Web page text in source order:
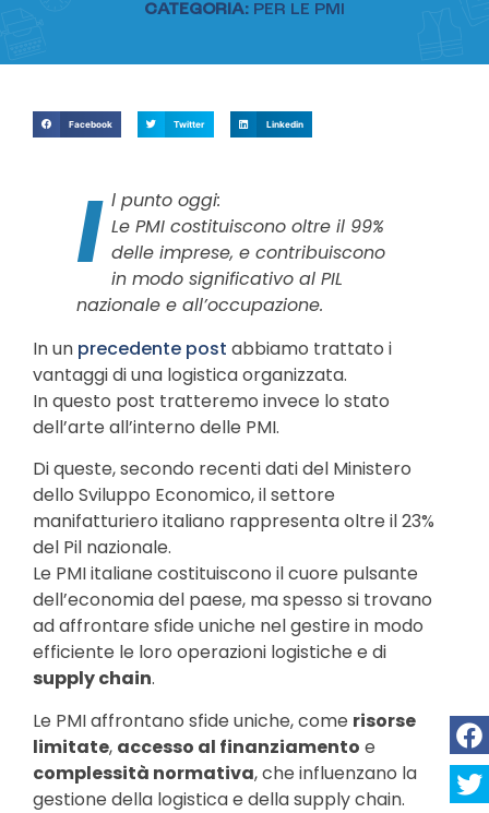
CATEGORIA: PER LE PMI
Facebook Twitter Linkedin
I l punto oggi:
Le PMI costituiscono oltre il 99%
delle imprese, e contribuiscono
in modo significativo al PIL
nazionale e all’occupazione.
In un precedente post abbiamo trattato i
vantaggi di una logistica organizzata.
In questo post tratteremo invece lo stato
dell’arte all’interno delle PMI.
Di queste, secondo recenti dati del Ministero
dello Sviluppo Economico, il settore
manifatturiero italiano rappresenta oltre il 23%
del Pil nazionale.
Le PMI italiane costituiscono il cuore pulsante
dell’economia del paese, ma spesso si trovano
ad affrontare sfide uniche nel gestire in modo
efficiente le loro operazioni logistiche e di
supply chain.
Le PMI affrontano sfide uniche, come risorse
limitate, accesso al finanziamento e
complessità normativa, che influenzano la
gestione della logistica e della supply chain.